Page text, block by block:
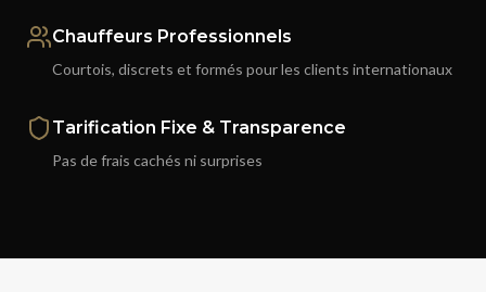
Chauffeurs Professionnels
Courtois, discrets et formés pour les clients internationaux
Tarification Fixe & Transparence
Pas de frais cachés ni surprises